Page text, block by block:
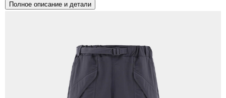
Полное описание и детали